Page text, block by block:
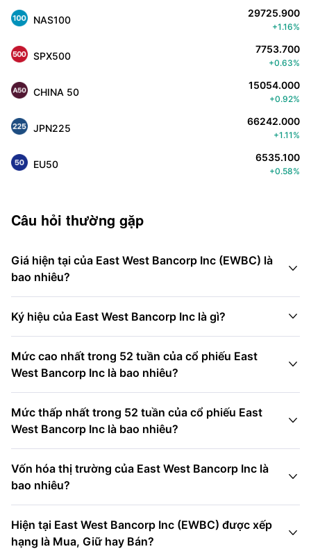
NAS100
29725.900
+1.16%
SPX500
7753.700
+0.63%
CHINA 50
15054.000
+0.92%
JPN225
66242.000
+1.11%
EU50
6535.100
+0.58%
Câu hỏi thường gặp
Giá hiện tại của East West Bancorp Inc (EWBC) là
bao nhiêu?

Ký hiệu của East West Bancorp Inc là gì? 
Mức cao nhất trong 52 tuần của cổ phiếu East
West Bancorp Inc là bao nhiêu?

Mức thấp nhất trong 52 tuần của cổ phiếu East
West Bancorp Inc là bao nhiêu?

Vốn hóa thị trường của East West Bancorp Inc là
bao nhiêu?

Hiện tại East West Bancorp Inc (EWBC) được xếp
hạng là Mua, Giữ hay Bán?
